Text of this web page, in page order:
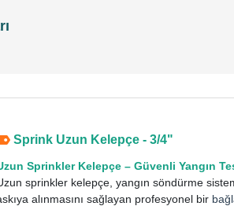
Sprink Uzun Kelepçe - 3/4"
Sprinkler Kelepçe – Güvenli Yangın
sprinkler kelepçe, yangın söndürme
alınmasını sağlayan profesyonel bir